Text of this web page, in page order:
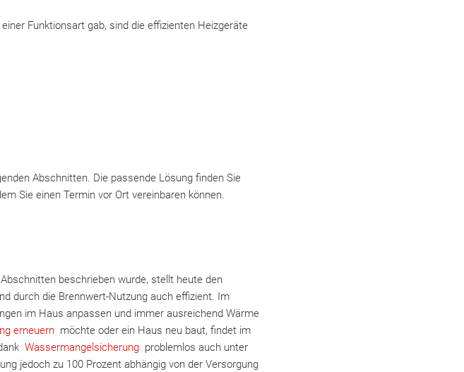
Funktionsart gab, sind die effizienten Heizgeräte
Abschnitten. Die passende Lösung finden Sie
Sie einen Termin vor Ort vereinbaren können.
beschrieben wurde, stellt heute den
durch die Brennwert-Nutzung auch effizient. Im
im Haus anpassen und immer ausreichend Wärme
erneuern möchte oder ein Haus neu baut, findet im
Wassermangelsicherung problemlos auch unter
jedoch zu 100 Prozent abhängig von der Versorgung